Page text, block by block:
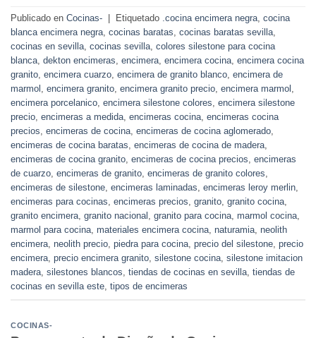
Publicado en Cocinas- Etiquetado .cocina encimera negra, cocina
blanca encimera negra, cocinas baratas, cocinas baratas sevilla,
cocinas en sevilla, cocinas sevilla, colores silestone para cocina
blanca, dekton encimeras, encimera, encimera cocina, encimera cocina
granito, encimera cuarzo, encimera de granito blanco, encimera de
marmol , encimera granito, encimera granito precio, encimera marmol ,
encimera porcelanico, encimera silestone colores, encimera silestone
precio, encimeras a medida, encimeras cocina, encimeras cocina
precios, encimeras de cocina, encimeras de cocina aglomerado,
encimeras de cocina baratas, encimeras de cocina de madera,
encimeras de cocina granito, encimeras de cocina precios, encimeras
de cuarzo, encimeras de granito, encimeras de granito colores,
encimeras de silestone, encimeras laminadas, encimeras leroy merlin,
encimeras para cocinas, encimeras precios, granito, granito cocina,
granito encimera, granito nacional , granito para cocina, marmol cocina,
marmol para cocina, materiales encimera cocina, naturamia, neolith
encimera, neolith precio, piedra para cocina, precio del silestone, precio
encimera, precio encimera granito, silestone cocina, silestone imitacion
madera, silestones blancos, tiendas de cocinas en sevilla, tiendas de
cocinas en sevilla este, tipos de encimeras
COCINAS-